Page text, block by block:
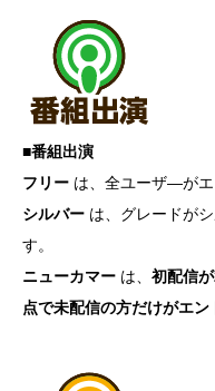
■番組出演
フリー は、全ユーザ―がエ
シルバー は、グレードが
す。
ニューカマー は、 初配信
点で未配信の方だけがエン